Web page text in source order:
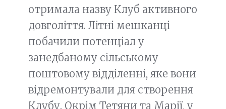
отримала назву Клуб активного
довголіття. Літні мешканці
побачили потенціал у
занедбаному сільському
поштовому відділенні, яке вони
відремонтували для створення
Клубу. Окрім Тетяни та Марії, у